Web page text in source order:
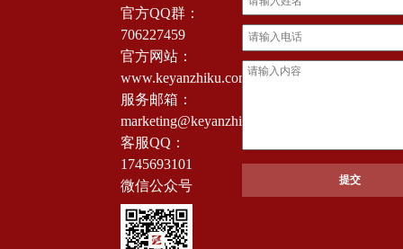
官方QQ群：
706227459
官方网站：
www.keyanzhiku.com
服务邮箱：
marketing@keyanzhiku.com
客服QQ：
1745693101
微信公众号